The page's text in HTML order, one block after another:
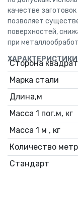
качестве
позволяет
поверхностей,
при
ХАРАКТЕРИСТИКИ
Сторона
Марка стали
Длина,м
Масса 1 пог.м, кг
Масса 1 м , кг
Количество
Стандарт